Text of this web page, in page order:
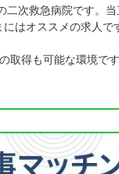
次救急病院です。
はオススメの求人
取得も可能な環境です